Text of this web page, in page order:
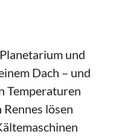
und
Dach – und
Temperaturen
lösen